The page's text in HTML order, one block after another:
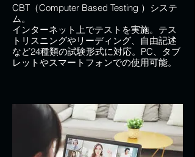
CBT（Computer Based Testing ）システ
ム。
インターネット上でテストを実施。テス
トリスニングやリーディング、自由記述
など24種類の試験形式に対応。PC、タブ
レットやスマートフォンでの使用可能。